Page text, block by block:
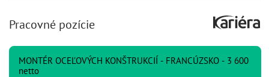
Pracovné pozície
MONTÉR OCEĽOVÝCH KONŠTRUKCIÍ - FRANCÚZSKO - 3 600
netto